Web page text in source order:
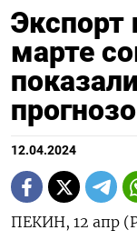
Экспорт
марте
12.04.2024
ПЕКИН, 12 апр